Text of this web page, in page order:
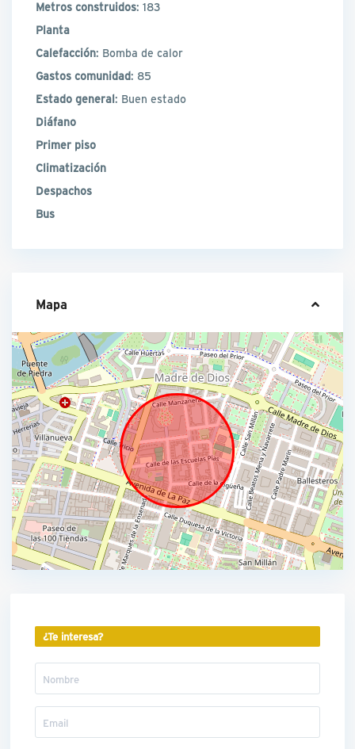
Metros construidos: 183
Planta
Calefacción: Bomba de calor
Gastos comunidad: 85
Estado general: Buen estado
Diáfano
Primer piso
Climatización
Despachos
Bus
Mapa
¿Te interesa?